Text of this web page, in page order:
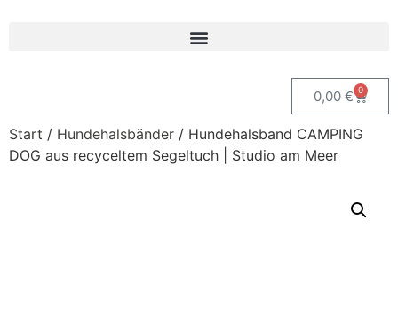
0,00 € 0
Start / Hundehalsbänder / Hundehalsband CAMPING
DOG aus recyceltem Segeltuch | Studio am Meer